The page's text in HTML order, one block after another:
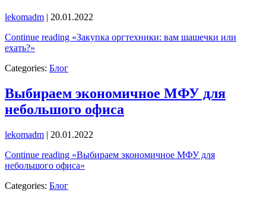
lekomadm | 20.01.2022
Continue reading «Закупка оргтехники: вам шашечки или
ехать?»
Categories: Блог
Выбираем экономичное МФУ для
небольшого офиса
lekomadm | 20.01.2022
Continue reading «Выбираем экономичное МФУ для
небольшого офиса»
Categories: Блог